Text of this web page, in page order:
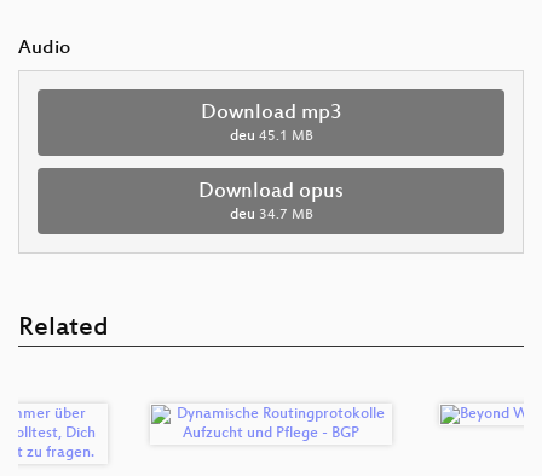
Audio
Download mp3
deu 45.1 MB
Download opus
deu 34.7 MB
Related